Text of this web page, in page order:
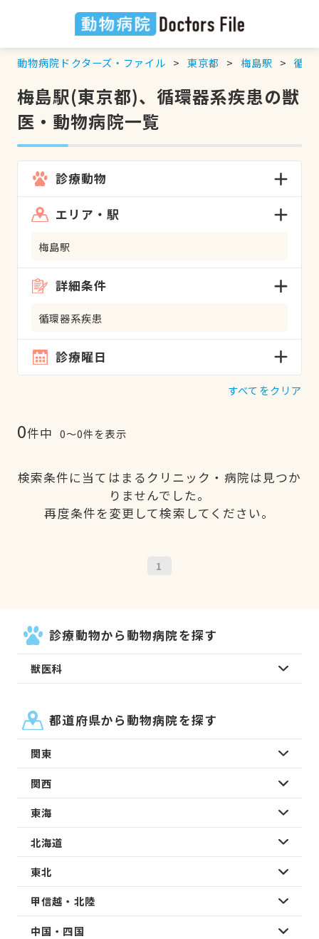
動物病院ドクターズ・ファイル 東京都 梅島駅 循環
梅島駅(東京都)、循環器系疾患の獣
医・動物病院一覧
診療動物
エリア・駅
梅島駅
詳細条件
循環器系疾患
診療曜日
すべてをクリア
0件中 0〜0件を表示
検索条件に当てはまるクリニック・病院は見つか
りませんでした。
再度条件を変更して検索してください。
1
診療動物から動物病院を探す
獣医科
都道府県から動物病院を探す
関東
関西
東海
北海道
東北
甲信越・北陸
中国・四国